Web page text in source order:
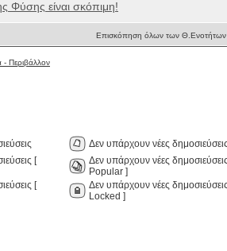
Φύσης είναι σκόπιμη!
Επισκόπηση όλων των Θ.Ενοτήτων
- Περιβάλλον
Δεν υπάρχουν νέες
[
Δεν υπάρχουν νέες
Popular ]
[
Δεν υπάρχουν νέες
Locked ]